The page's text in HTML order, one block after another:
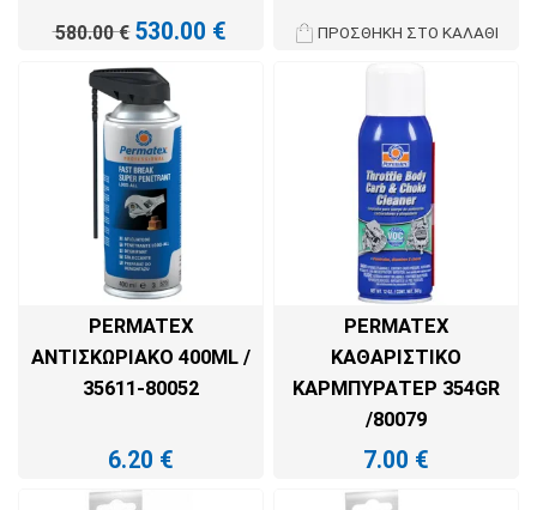
580.00€ 530.00 €
ΠΡΟΣΘΉΚΗ ΣΤΟ ΚΑΛΆΘΙ
ΠΡΟΣΘΉΚΗ ΣΤΟ ΚΑΛΆΘΙ
PERMATEX
ΑΝΤΙΣΚΩΡΙΑΚΌ 400ML /
35611-80052
6.20 €
ΠΡΟΣΘΉΚΗ ΣΤΟ ΚΑΛΆΘΙ
PERMATEX
ΚΑΘΑΡΙΣΤΙΚΌ
ΚΑΡΜΠΥΡΑΤΈΡ 354GR
/80079
7.00 €
ΠΡΟΣΘΉΚΗ ΣΤΟ ΚΑΛΆΘΙ